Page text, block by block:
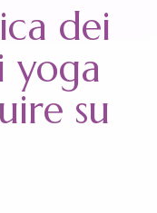
dei
yoga
su